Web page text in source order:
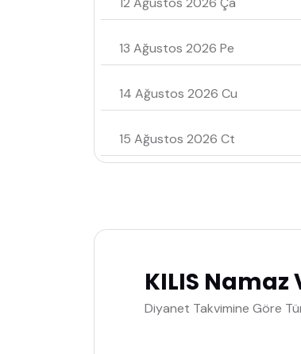
13 Ağustos 2026 Pe
14 Ağustos 2026 Cu
15 Ağustos 2026 Ct
KILIS
Diyanet Takvimine Göre